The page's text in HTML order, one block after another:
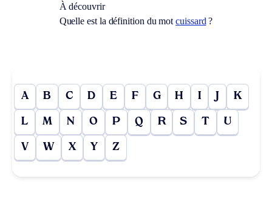
À découvrir
Quelle est la définition du motcuissard ?
A B C D E F G H I J K
L M N O P Q R S T U
V W X Y Z